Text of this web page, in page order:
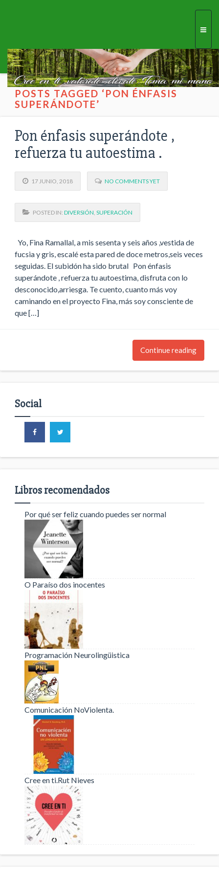
POSTS TAGGED ‘PON ÉNFASIS
SUPERÁNDOTE’
Pon énfasis superándote ,
refuerza tu autoestima .
17 JUNIO, 2018 NO COMMENTS YET
POSTED IN: DIVERSIÓN SUPERACIÓN
Yo, Fina Ramallal, a mis sesenta y seis años ,vestida de
fucsia y gris, escalé esta pared de doce metros,seis veces
seguidas. El subidón ha sido brutal Pon énfasis
superándote , refuerza tu autoestima, disfruta con lo
desconocido,arriesga. Te cuento, cuanto más voy
caminando en el proyecto Fina, más soy consciente de
que […]
Continue reading
Social
Libros recomendados
Por qué ser feliz cuando puedes ser normal
O Paraíso dos inocentes
Programación Neurolingüistica
Comunicación NoViolenta.
Cree en ti.Rut Nieves